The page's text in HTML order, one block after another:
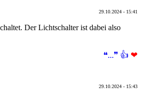
29.10.2024 - 15:41
Der Lichtschalter ist dabei also
❝...❞ 👍 ❤
29.10.2024 - 15:43